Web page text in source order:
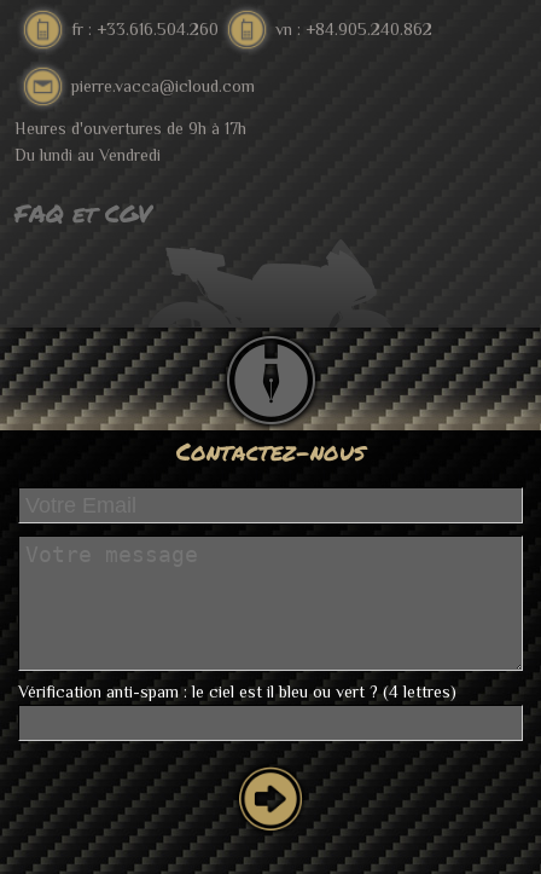
fr : +33.616.504.260 vn : +84.905.240.862
pierre.vacca@icloud.com
Heures d'ouvertures de 9h à 17h
Du lundi au Vendredi
FAQ et CGV
Contactez-nous
Vérification anti-spam : le ciel est il bleu ou vert ? (4 lettres)